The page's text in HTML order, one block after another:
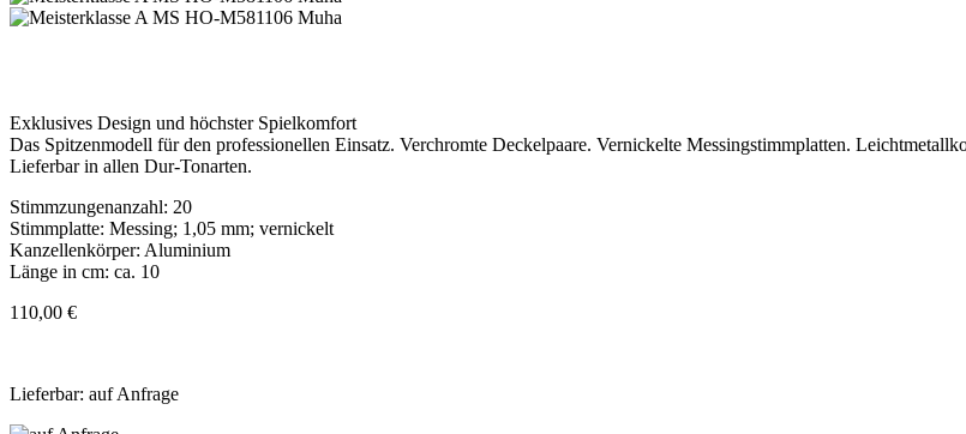
Exklusives Design und höchster Spielkomfort
Das Spitzenmodell für den professionellen Einsatz. Verchromte Deckelpaare. Vernickelte Messingstimmplatten.
Lieferbar in allen Dur-Tonarten.
Stimmzungenanzahl: 20
Stimmplatte: Messing; 1,05 mm; vernickelt
Kanzellenkörper: Aluminium
Länge in cm: ca. 10
110,00 €
Lieferbar: auf Anfrage